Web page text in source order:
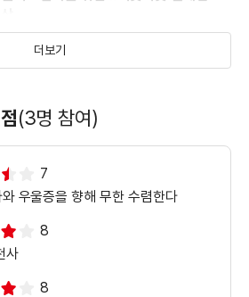
리＞메인 예고편
더보기
(3명 참여)
7
우울증을 향해 무한 수렴한다
8
사
8